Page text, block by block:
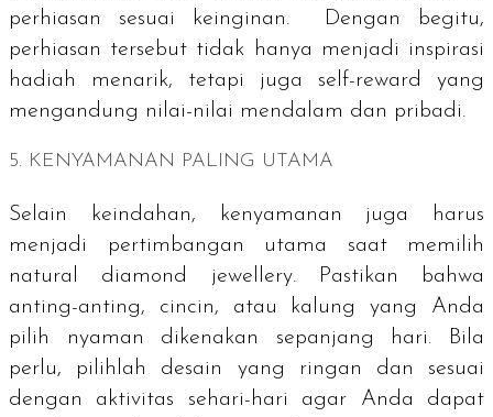
perhiasan sesuai keinginan. Dengan begitu,
perhiasan tersebut tidak hanya menjadi inspirasi
hadiah menarik, tetapi juga self-reward
yang
mengandung nilai-nilai mendalam dan pribadi.
5. KENYAMANAN PALING UTAMA
Selain keindahan, kenyamanan juga harus
menjadi pertimbangan utama saat memilih
natural diamond jewellery. Pastikan bahwa
anting-anting, cincin, atau kalung yang Anda
pilih nyaman dikenakan sepanjang hari. Bila
perlu, pilihlah desain yang ringan dan sesuai
dengan aktivitas sehari-hari agar Anda dapat